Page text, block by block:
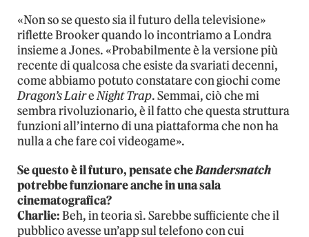
«Non so se questo sia il futuro della televisione»
riflette Brooker quando lo incontriamo a Londra
insieme a Jones. «Probabilmente è la versione più
recente di qualcosa che esiste da svariati decenni,
come abbiamo potuto constatare con giochi come
Dragon’s LaireNight Trap. Semmai, ciò che mi
sembra rivoluzionario, è il fatto che questa struttura
funzioni all’interno di una piattaforma che non ha
nulla a che fare coi videogame».
Se questo è il futuro, pensate cheBandersnatch
potrebbe funzionare anche in una sala
cinematografica?
Charlie:Beh, in teoria sì. Sarebbe sufficiente che il
pubblico avesse un’app sul telefono con cui